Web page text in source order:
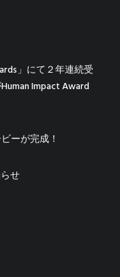
」にて２年連続受
Impact Award
ーが完成！
せ